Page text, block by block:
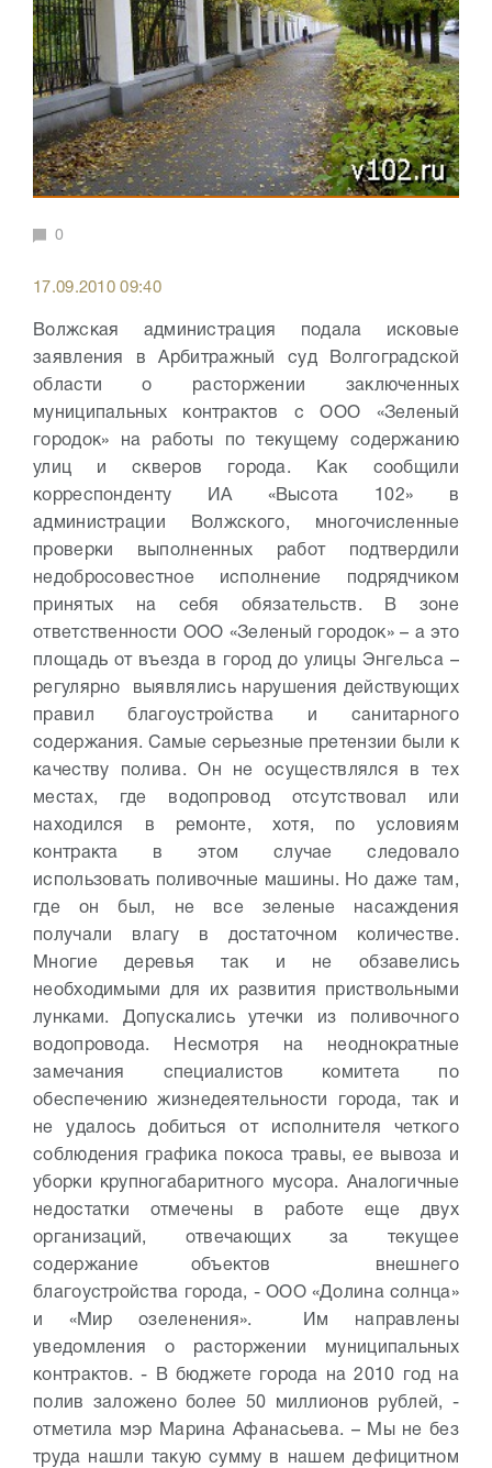
0
17.09.2010 09:40
Волжская администрация подала исковые
заявления в Арбитражный суд Волгоградской
области о расторжении заключенных
муниципальных контрактов с ООО «Зеленый
городок» на работы по текущему содержанию
улиц и скверов города. Как сообщили
корреспонденту ИА «Высота 102» в
администрации Волжского, многочисленные
проверки выполненных работ подтвердили
недобросовестное исполнение подрядчиком
принятых на себя обязательств. В зоне
ответственности ООО «Зеленый городок» – а это
площадь от въезда в город до улицы Энгельса –
регулярно выявлялись нарушения действующих
правил благоустройства и санитарного
содержания. Самые серьезные претензии были к
качеству полива. Он не осуществлялся в тех
местах, где водопровод отсутствовал или
находился в ремонте, хотя, по условиям
контракта в этом случае следовало
использовать поливочные машины. Но даже там,
где он был, не все зеленые насаждения
получали влагу в достаточном количестве.
Многие деревья так и не обзавелись
необходимыми для их развития приствольными
лунками. Допускались утечки из поливочного
водопровода. Несмотря на неоднократные
замечания специалистов комитета по
обеспечению жизнедеятельности города, так и
не удалось добиться от исполнителя четкого
соблюдения графика покоса травы, ее вывоза и
уборки крупногабаритного мусора. Аналогичные
недостатки отмечены в работе еще двух
организаций, отвечающих за текущее
содержание объектов внешнего
благоустройства города, - ООО «Долина солнца»
и «Мир озеленения». Им направлены
уведомления о расторжении муниципальных
контрактов.- В бюджете города на 2010 год на
полив заложено более 50 миллионов рублей, -
отметила мэр Марина Афанасьева. – Мы не без
труда нашли такую сумму в нашем дефицитном